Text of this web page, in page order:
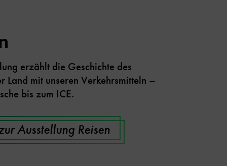
erzählt die Geschichte des
Land mit unseren Verkehrsmitteln –
bis zum ICE.
Ausstellung Reisen